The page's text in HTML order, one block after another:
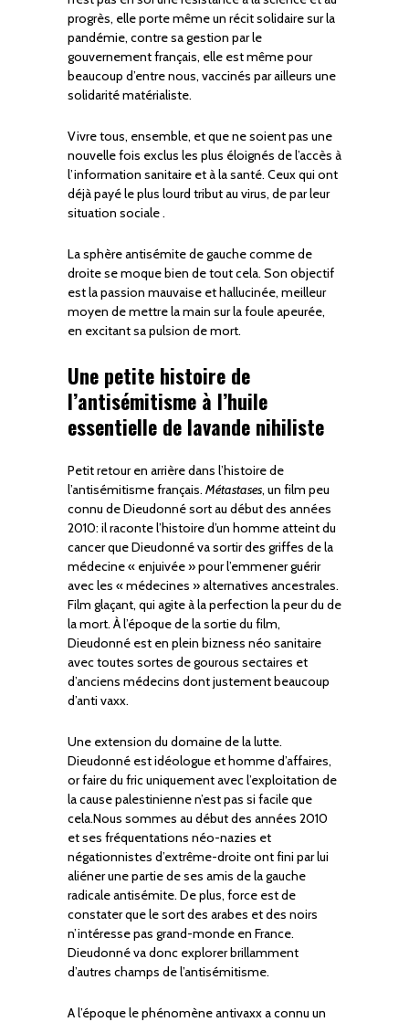
progrès, elle porte même un récit solidaire sur la
pandémie, contre sa gestion par le
gouvernement français, elle est même pour
beaucoup d’entre nous, vaccinés par ailleurs une
solidarité matérialiste.
Vivre tous, ensemble, et que ne soient pas une
nouvelle fois exclus les plus éloignés de l’accès à
l’information sanitaire et à la santé. Ceux qui ont
déjà payé le plus lourd tribut au virus, de par leur
situation sociale .
La sphère antisémite de gauche comme de
droite se moque bien de tout cela. Son objectif
est la passion mauvaise et hallucinée, meilleur
moyen de mettre la main sur la foule apeurée,
en excitant sa pulsion de mort.
Une petite histoire de
l’antisémitisme à l’huile
essentielle de lavande nihiliste
Petit retour en arrière dans l’histoire de
l’antisémitisme français. Métastases, un film peu
connu de Dieudonné sort au début des années
2010: il raconte l’histoire d’un homme atteint du
cancer que Dieudonné va sortir des griffes de la
médecine « enjuivée » pour l’emmener guérir
avec les « médecines » alternatives ancestrales.
Film glaçant, qui agite à la perfection la peur du de
la mort. À l’époque de la sortie du film,
Dieudonné est en plein bizness néo sanitaire
avec toutes sortes de gourous sectaires et
d’anciens médecins dont justement beaucoup
d’anti vaxx.
Une extension du domaine de la lutte.
Dieudonné est idéologue et homme d’affaires,
or faire du fric uniquement avec l’exploitation de
la cause palestinienne n’est pas si facile que
cela.Nous sommes au début des années 2010
et ses fréquentations néo-nazies et
négationnistes d’extrême-droite ont fini par lui
aliéner une partie de ses amis de la gauche
radicale antisémite. De plus, force est de
constater que le sort des arabes et des noirs
n’intéresse pas grand-monde en France.
Dieudonné va donc explorer brillamment
d’autres champs de l’antisémitisme.
A l’époque le phénomène antivaxx a connu un